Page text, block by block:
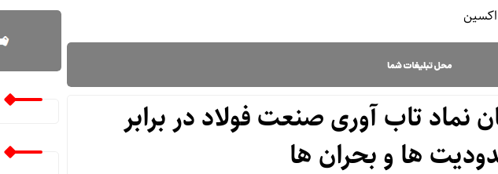
اکسین
نماد تاب‌ آوری صنعت فولاد در برابر
ها و بحران‌ ها